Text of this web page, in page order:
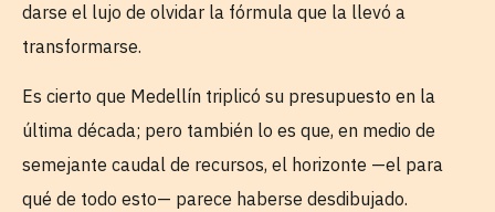
darse el lujo de olvidar la fórmula que la llevó a
transformarse.
Es cierto que Medellín triplicó su presupuesto en la
última década; pero también lo es que, en medio de
semejante caudal de recursos, el horizonte —el para
qué de todo esto— parece haberse desdibujado.